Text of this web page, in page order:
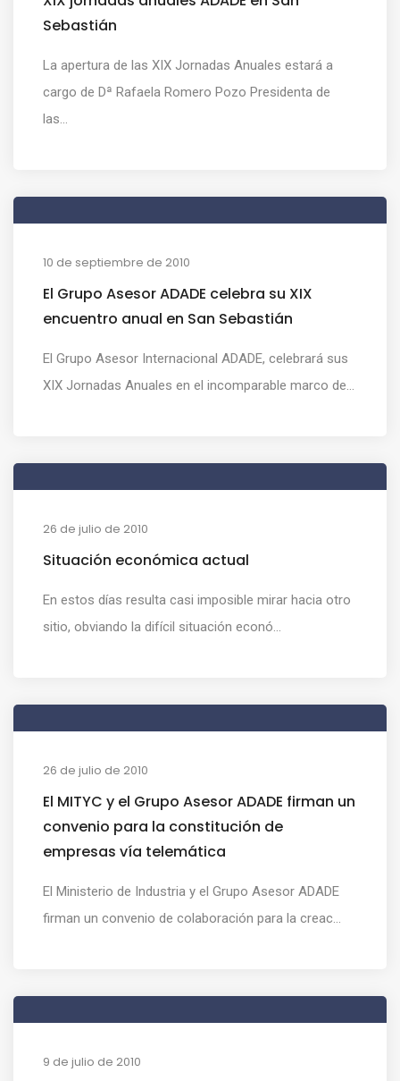
Sebastián
La apertura de las XIX Jornadas Anuales estará a
cargo de Dª Rafaela Romero Pozo Presidenta de
las...
10 de septiembre de 2010
El Grupo Asesor ADADE celebra su XIX
encuentro anual en San Sebastián
El Grupo Asesor Internacional ADADE, celebrará sus
XIX Jornadas Anuales en el incomparable marco de...
26 de julio de 2010
Situación económica actual
En estos días resulta casi imposible mirar hacia otro
sitio, obviando la difícil situación econó...
26 de julio de 2010
El MITYC y el Grupo Asesor ADADE firman un
convenio para la constitución de
empresas vía telemática
El Ministerio de Industria y el Grupo Asesor ADADE
firman un convenio de colaboración para la creac...
9 de julio de 2010